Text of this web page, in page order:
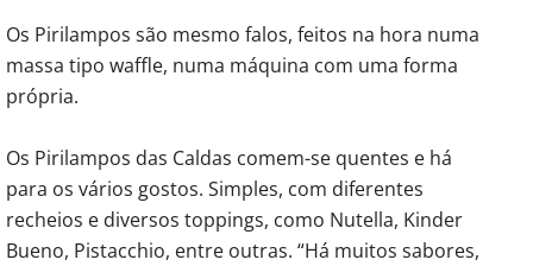
Os Pirilampos são mesmo falos, feitos na hora numa
massa tipo waffle, numa máquina com uma forma
própria.
Os Pirilampos das Caldas comem-se quentes e há
para os vários gostos. Simples, com diferentes
recheios e diversos toppings, como Nutella, Kinder
Bueno, Pistacchio, entre outras. “Há muitos sabores,